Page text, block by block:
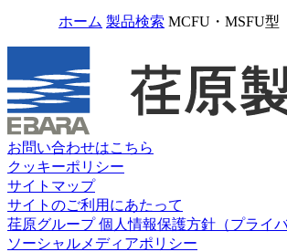
ホーム 製品検索 MCFU・MSFU型
お問い合わせはこちら
クッキーポリシー
サイトマップ
サイトのご利用にあたって
荏原グループ 個人情報保護方針（プライ
ソーシャルメディアポリシー